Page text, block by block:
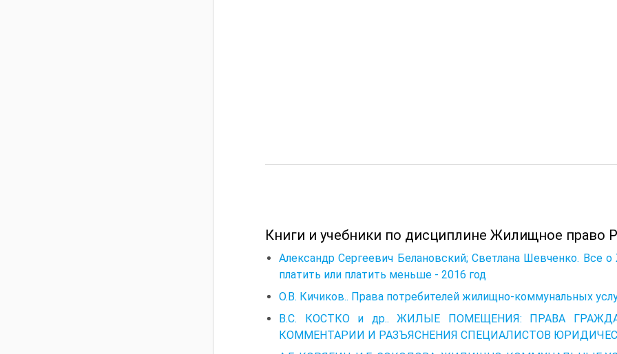
Книги и учебники по дисциплине Жилищное право
Александр Сергеевич Белановский; Светлана Шевченко.
платить или платить меньше - 2016 год
O.B. Кичиков.. Права потребителей жилищно-коммунальных
В.С. КОСТКО и др.. ЖИЛЫЕ ПОМЕЩЕНИЯ: ПРАВА
КОММЕНТАРИИ И РАЗЪЯСНЕНИЯ СПЕЦИАЛИСТОВ